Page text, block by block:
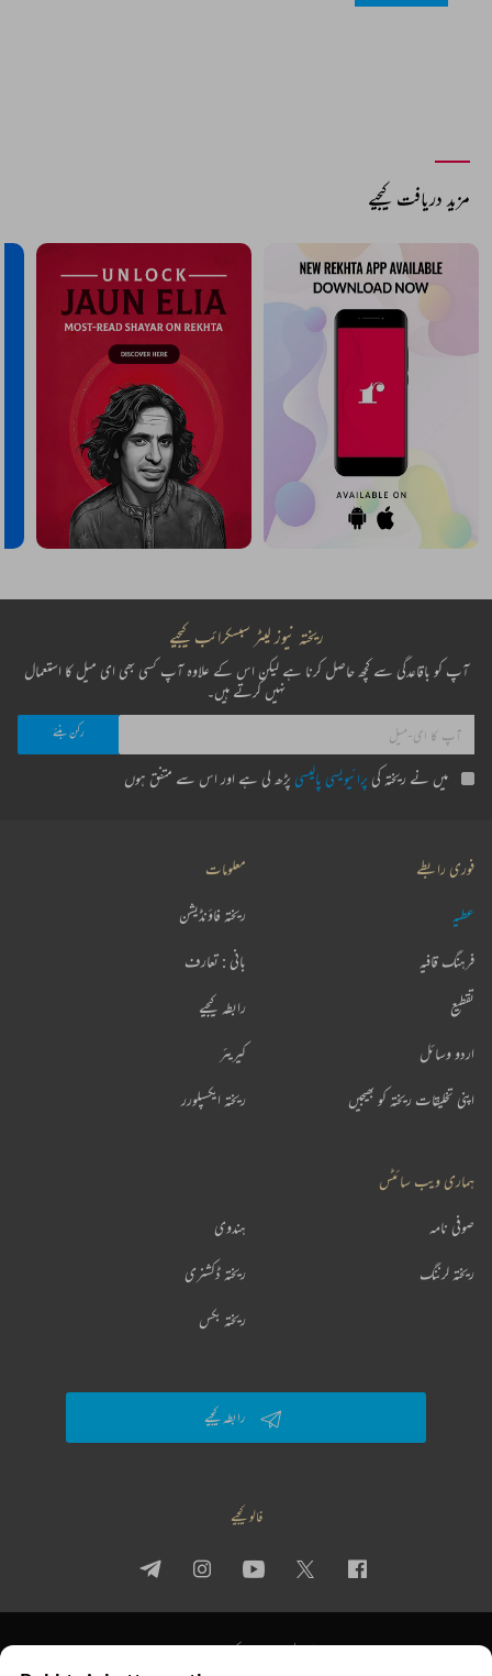
مزید دریافت کیجیے
ریختہ نیوز لیٹر سبسکرائب کیجیے
آپ کو باقاعدگی سے کچھ حاصل کرنا ہے لیکن اس کے علاوہ آپ کسی بھی ای میل کا استعمال
نہیں کرتے ہیں۔
میں نے ریختہ کی پرائیویسی پالیسی پڑھ لی ہے اور اس سے متفق ہوں
فوری رابطے
عطیہ
فرہنگ قافیہ
تقطیع
اردو وسائل
اپنی تخلیقات ریختہ کو بھیجیں
معلومات
ریختہ فاؤنڈیشن
بانی : تعارف
رابطہ کیجیے
کیریئر
ریختہ ایکسپلورر
ہماری ویب سائٹس
ہندوی صوفی نامہ
ریختہ ڈکشنری ریختہ لرننگ
ریختہ بکس
رابطہ کیجیے
فالو کیجیے